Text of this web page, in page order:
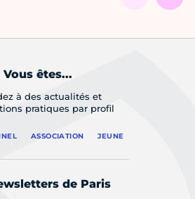
Vous êtes...
à des actualités et
pratiques par profil
ASSOCIATION JEUNE
de Paris